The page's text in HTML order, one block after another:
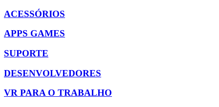
ACESSÓRIOS
APPS GAMES
SUPORTE
DESENVOLVEDORES
VR PARA O TRABALHO